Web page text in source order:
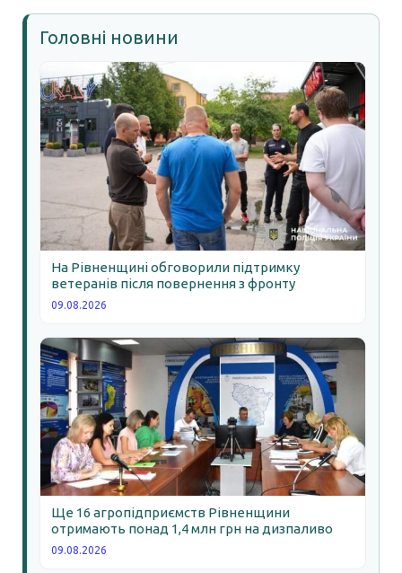
Головні новини
На Рівненщині обговорили підтримку
ветеранів після повернення з фронту
09.08.2026
Ще 16 агропідприємств Рівненщини
отримають понад 1,4 млн грн на дизпаливо
09.08.2026